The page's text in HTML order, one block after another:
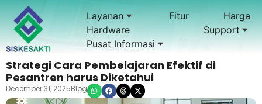
Layanan Fitur
Harga
Hardware
Support
Pusat Informasi
Strategi Cara Pembelajaran Efektif di
Pesantren harus Diketahui
December 31, 2025Blog